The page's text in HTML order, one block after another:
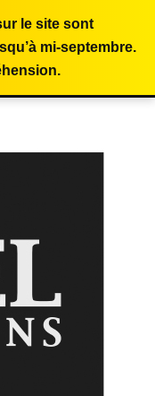
le site sont
mi-septembre.